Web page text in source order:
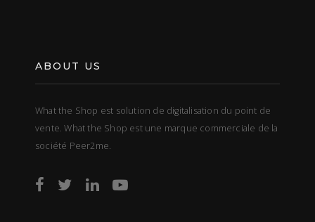
ABOUT US
What the Shop est solution de digitalisation du point de
vente. What the Shop est une marque commerciale de la
société Peer2me.